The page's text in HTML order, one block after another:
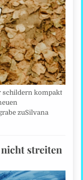
schildern kompakt
zuSilvana
streiten